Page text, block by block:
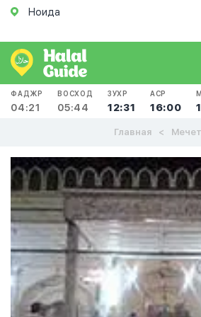
Ноида
ФАДЖР
04:21
ВОСХОД
05:44
ЗУХР
12:31
АСР
16:00
Главная